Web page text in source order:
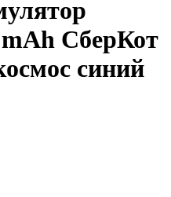
СберКот
cиний